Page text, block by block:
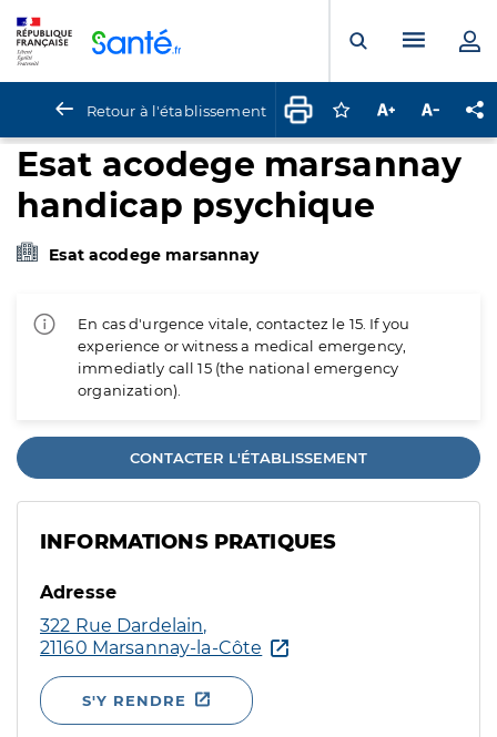
Ouvrir laMenu
Retour à l'établissement Connectez-vous
Augmenter la
Esat acodege marsannay
handicap psychique
Esat acodege marsannay
En cas d'urgence vitale, contactez le 15. If you
experience or witness a medical emergency,
immediatly call 15 (the national emergency
organization).
CONTACTER L'ÉTABLISSEMENT
INFORMATIONS PRATIQUES
Adresse
322 Rue Dardelain,
21160 Marsannay-la-Côte
S'Y RENDRE